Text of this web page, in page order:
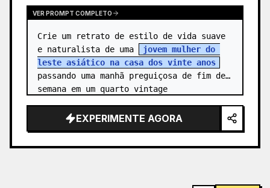
VER PROMPT COMPLETO
Crie um retrato de estilo de vida suave
e naturalista de uma
jovem mulher do
leste asiático na casa dos vinte anos
passando uma manhã preguiçosa de fim de
semana em um quarto vintage
EXPERIMENTE AGORA